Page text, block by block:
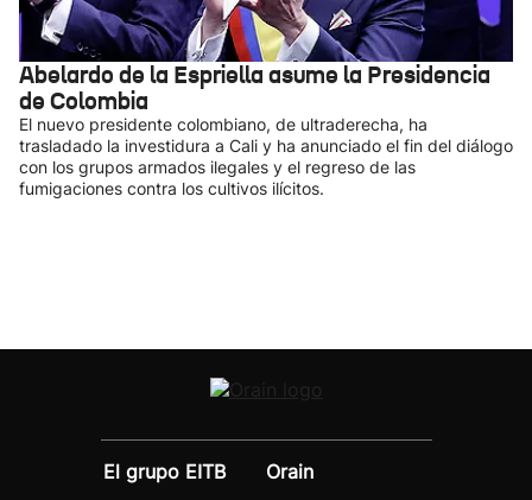
Abelardo de la Espriella asume la Presidencia
de Colombia
El nuevo presidente colombiano, de ultraderecha, ha
trasladado la investidura a Cali y ha anunciado el fin del diálogo
con los grupos armados ilegales y el regreso de las
fumigaciones contra los cultivos ilícitos.
El grupo EITB
Orain